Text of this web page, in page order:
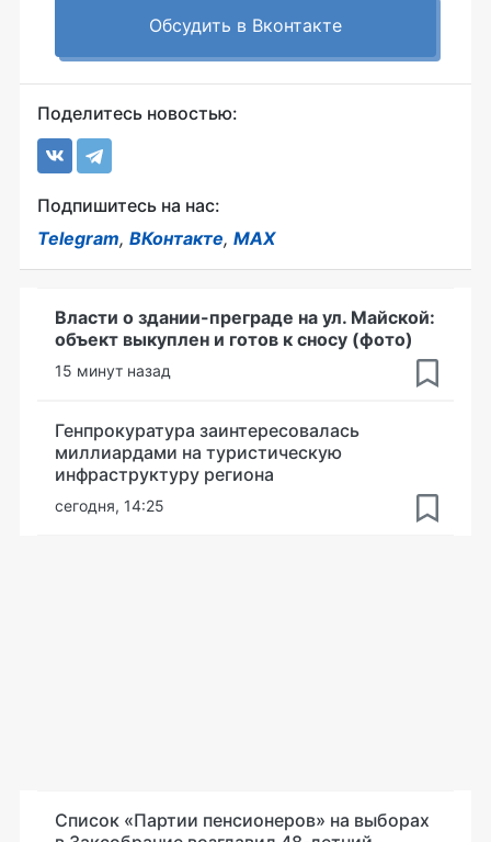
Обсудить в Вконтакте
Поделитесь новостью:
Подпишитесь на нас:
Telegram, ВКонтакте, MAX
Власти о здании-преграде на ул. Майской:
объект выкуплен и готов к сносу (фото)
15 минут назад
Генпрокуратура заинтересовалась
миллиардами на туристическую
инфраструктуру региона
сегодня, 14:25
Список «Партии пенсионеров» на выборах